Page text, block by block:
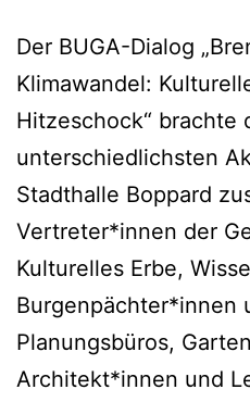
Der BUGA-Dialog
Klimawandel:
Hitzeschock“ brachte
unterschiedlichsten
Stadthalle Boppard
Vertreter*innen der
Kulturelles Erbe,
Burgenpächter*innen
Planungsbüros,
Architekt*innen und